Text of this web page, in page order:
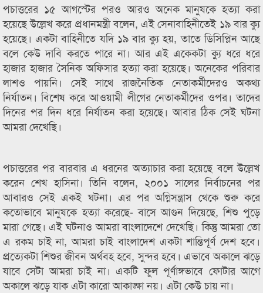
পচাত্তরের ১৫ আগস্টের পরও আরও অনেক মানুষকে হত্যা করা
হয়েছে উল্লেখ করে প্রধানমন্ত্রী বলেন, এই সেনাবাহিনীতেই ১৯ বার ক্যু
হয়েছে। একটা বাহিনীতে যদি ১৯ বার ক্যু হয়, তাতে ডিসিপ্লিন আছে
বলে কেউ দাবি করতে পারে না। আর এই একেকটা ক্যু ধরে ধরে
হাজার হাজার সৈনিক অফিসার হত্যা করা হয়েছে। অনেকের পরিবার
লাশও পায়নি। সেই সাথে রাজনৈতিক নেতাকর্মীদেরও অকথ্য
নির্যাতন। বিশেষ করে আওয়ামী লীগের নেতাকর্মীদের ওপর। তাদের
দিনের পর দিন ধরে নির্যাতন করা হয়েছে। আবার ঠিক সেই ঘটনা
আমরা দেখেছি।
পচাত্তরের পর বারবার এ ধরনের অত্যাচার করা হয়েছে বলে উল্লেখ
করেন শেখ হাসিনা। তিনি বলেন, ২০০১ সালের নির্বাচনের পর
আবারও সেই একই ঘটনা। এর পর অগ্নিসন্ত্রাস থেকে শুরু করে
কতোভাবে মানুষকে হত্যা করেছে- বাসে আগুন দিয়েছে, শিশু পুড়ে
মারা গেছে। এই ঘটনাও আমরা বাংলাদেশে দেখেছি। কিন্তু আমরা তো
এ রকম চাই না, আমরা চাই বাংলাদেশ একটা শান্তিপূর্ণ দেশ হবে।
প্রত্যেকটা শিশুর জীবন অর্থবহ হবে, সুন্দর হবে। এভাবে অকালে ঝড়ে
যাবে সেটা আমরা চাই না। একটি ফুল পূর্ণাঙ্গভাবে ফোটার আগে
অকালে ঝড়ে যাক এটা কারো আকাঙ্ক্ষা নয়। এটা কেউ চায় না।